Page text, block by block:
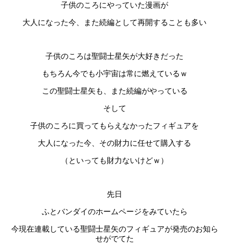
子供のころにやっていた漫画が
大人になった今、また続編として再開することも多い
子供のころは聖闘士星矢が大好きだった
もちろん今でも小宇宙は常に燃えているｗ
この聖闘士星矢も、また続編がやっている
そして
子供のころに買ってもらえなかったフィギュアを
大人になった今、その財力に任せて購入する
（といっても財力ないけどｗ）
先日
ふとバンダイのホームページをみていたら
今現在連載している聖闘士星矢のフィギュアが発売のお知ら
せがでてた